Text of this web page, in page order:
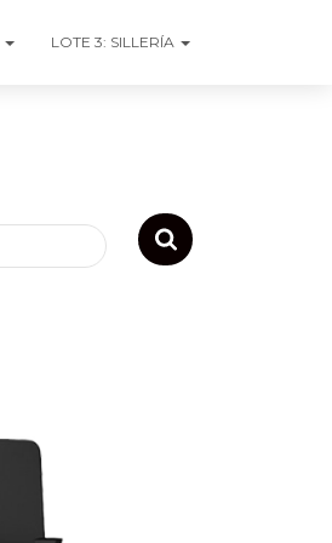
LOTE 3: SILLERÍA